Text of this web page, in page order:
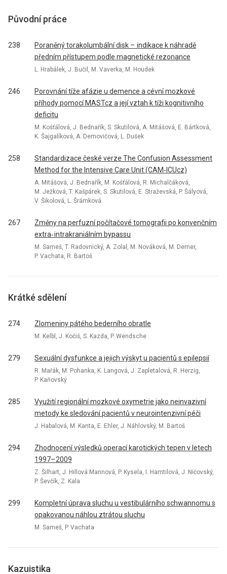
Původní práce
238
Poraněný torakolumbální disk – indikace k náhradě
předním přístupem podle magnetické rezonance
L. Hrabálek, J. Bučil, M. Vaverka, M. Houdek
246
Porovnání tíže afázie u demence a cévní mozkové
příhody pomocí MASTcz a její vztah k tíži kognitivního
deficitu
M. Košťálová, J. Bednařík, S. Skutilová, A. Mitášová, E. Bártková,
K. Šajgalíková, A. Demovičová, L. Dušek
258
Standardizace české verze The Confusion Assessment
Method for the Intensive Care Unit (CAM‑ICUcz)
A. Mitášová, J. Bednařík, M. Košťálová, R. Michalčáková,
M. Ježková, T. Kašpárek, S. Skutilová, E. Straževská, P. Šályová,
V. Šikolová, L. Šrámková
267
Změny na perfuzní počítačové tomografii po konvenčním
extra‑ intrakraniálním bypassu
M. Sameš, T. Radovnický, A. Zolal, M. Nováková, M. Derner,
P. Vachata, R. Bartoš
Krátké sdělení
274 Zlomeniny pátého bederního obratle
M. Kelbl, J. Kočiš, S. Kazda, P. Wendsche
279 Sexuální dysfunkce a jejich výskyt u pacientů s epilepsií
R. Mařák, M. Pohanka, K. Langová, J. Zapletalová, R. Herzig,
P. Kaňovský
285
Využití regionální mozkové oxymetrie jako neinvazivní
metody ke sledování pacientů v neurointenzivní péči
J. Habalová, M. Kanta, E. Ehler, J. Náhlovský, M. Bartoš
294
Zhodnocení výsledků operací karotických tepen v letech
1997– 2009
Z. Šilhart, J. Hillová Mannová, P. Kysela, I. Hamtilová, J. Ničovský,
P. Ševčík, Z. Kala
299
Kompletní úprava sluchu u vestibulárního schwannomu s
opakovanou náhlou ztrátou sluchu
M. Sameš, P. Vachata
Kazuistika